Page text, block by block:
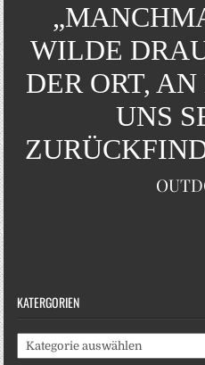
WILDE
DER ORT,
UNS
KATERGORIEN
Katergorien